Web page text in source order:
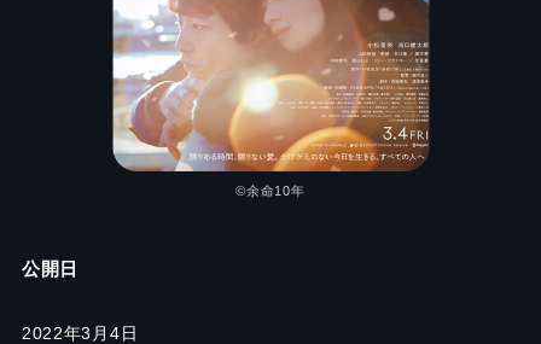
©余命10年
公開日
2022年3月4日